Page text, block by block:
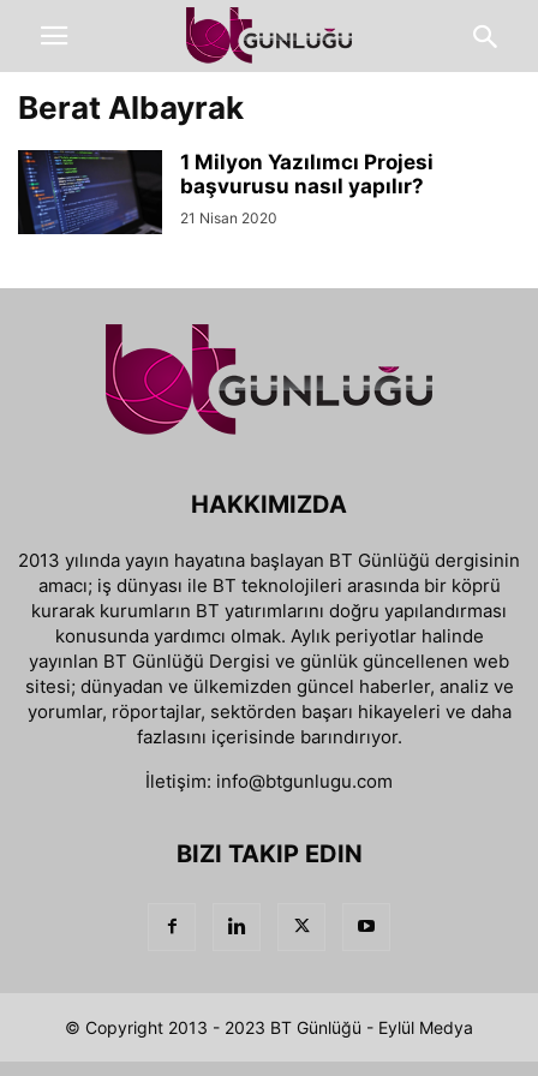
Berat Albayrak
1 Milyon Yazılımcı Projesi
başvurusu nasıl yapılır?
21 Nisan 2020
HAKKIMIZDA
2013 yılında yayın hayatına başlayan BT Günlüğü dergisinin
amacı; iş dünyası ile BT teknolojileri arasında bir köprü
kurarak kurumların BT yatırımlarını doğru yapılandırması
konusunda yardımcı olmak. Aylık periyotlar halinde
yayınlan BT Günlüğü Dergisi ve günlük güncellenen web
sitesi; dünyadan ve ülkemizden güncel haberler, analiz ve
yorumlar, röportajlar, sektörden başarı hikayeleri ve daha
fazlasını içerisinde barındırıyor.
İletişim: info@btgunlugu.com
BIZI TAKIP EDIN
© Copyright 2013 - 2023 BT Günlüğü - Eylül Medya